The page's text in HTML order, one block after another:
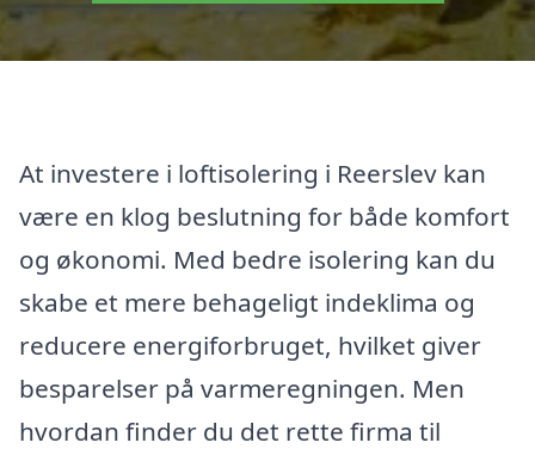
At investere i loftisolering i Reerslev kan
være en klog beslutning for både komfort
og økonomi. Med bedre isolering kan du
skabe et mere behageligt indeklima og
reducere energiforbruget, hvilket giver
besparelser på varmeregningen. Men
hvordan finder du det rette firma til